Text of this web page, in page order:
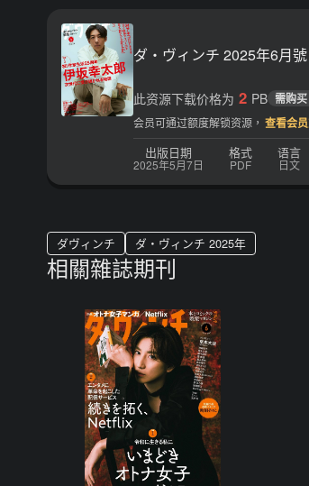
ダ・ヴィンチ 2025年6月號
此资源下载价格为 2 PB 需购买
会员可通过额度解锁资源， 查看会
出版日期
2025年5月7日
格式
PDF
语言
日文
ダヴィンチ ダ・ヴィンチ 2025年
相關雜誌期刊